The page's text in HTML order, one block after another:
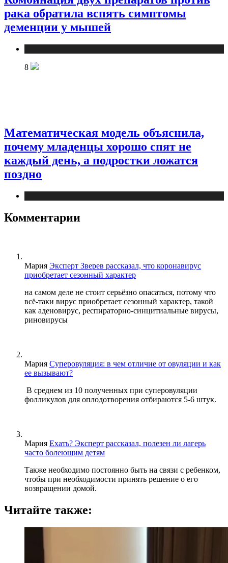
рака обратила вспять симптомы
деменции у мышей
8
Математическая модель объяснила,
почему младенцы хорошо спят не
каждый день, а подростки ложатся
поздно
Комментарии
Мария Эксперт Зверев рассказал, что коронавирус
приобретает сезонный характер
на самом деле не стоит серьёзно опасаться, потому что
всё-таки вирус приобретает сезонный характер, такой
как аденовирус, респираторно-синцитиальные вирусы,
риновирусы
Мария Суперовуляция: в чем отличие от овуляции и как
ее вызывают?
В среднем из 10 полученных при суперовуляции
фолликулов для оплодотворения отбираются 5-6 штук.
Мария Ехать? Эксперт рассказал, полезен ли лагерь
часто болеющим детям
Также необходимо постоянно быть на связи с ребенком,
чтобы при необходимости принять решение о его
возвращении домой.
Читайте также: